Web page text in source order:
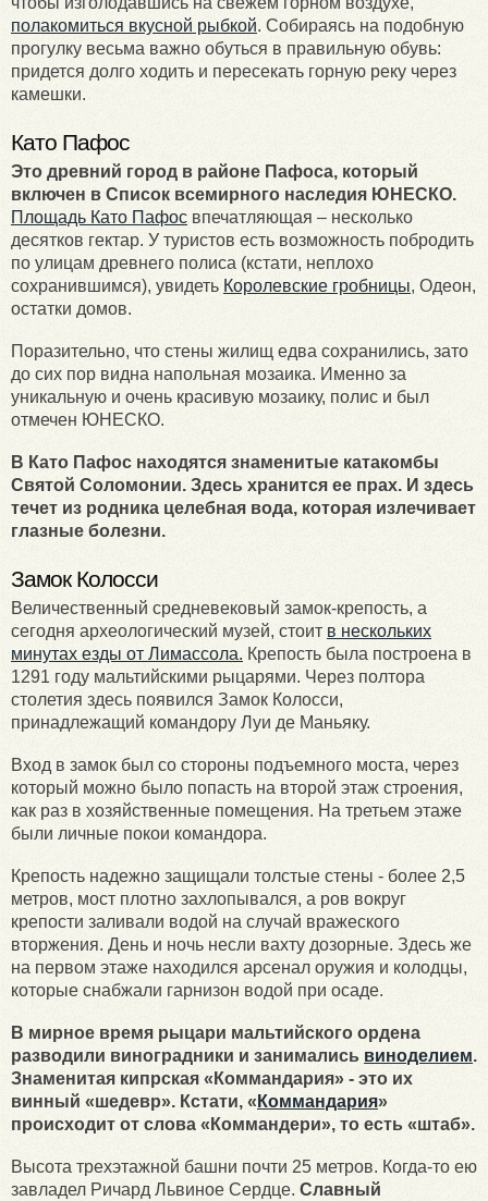
полакомиться вкусной рыбкой. Собираясь на подобную
прогулку весьма важно обуться в правильную обувь:
придется долго ходить и пересекать горную реку через
камешки.
Като Пафос
Это древний город в районе Пафоса, который
включен в Список всемирного наследия ЮНЕСКО.
Площадь Като Пафос впечатляющая – несколько
десятков гектар. У туристов есть возможность побродить
по улицам древнего полиса (кстати, неплохо
сохранившимся), увидеть Королевские гробницы, Одеон,
остатки домов.
Поразительно, что стены жилищ едва сохранились, зато
до сих пор видна напольная мозаика. Именно за
уникальную и очень красивую мозаику, полис и был
отмечен ЮНЕСКО.
В Като Пафос находятся знаменитые катакомбы
Святой Соломонии. Здесь хранится ее прах. И здесь
течет из родника целебная вода, которая излечивает
глазные болезни.
Замок Колосси
Величественный средневековый замок-крепость, а
сегодня археологический музей, стоит в нескольких
минутах езды от Лимассола. Крепость была построена в
1291 году мальтийскими рыцарями. Через полтора
столетия здесь появился Замок Колосси,
принадлежащий командору Луи де Маньяку.
Вход в замок был со стороны подъемного моста, через
который можно было попасть на второй этаж строения,
как раз в хозяйственные помещения. На третьем этаже
были личные покои командора.
Крепость надежно защищали толстые стены - более 2,5
метров, мост плотно захлопывался, а ров вокруг
крепости заливали водой на случай вражеского
вторжения. День и ночь несли вахту дозорные. Здесь же
на первом этаже находился арсенал оружия и колодцы,
которые снабжали гарнизон водой при осаде.
В мирное время рыцари мальтийского ордена
разводили виноградники и занимались виноделием.
Знаменитая кипрская «Коммандария» - это их
винный «шедевр». Кстати, « Коммандария»
происходит от слова «Коммандери», то есть «штаб».
Высота трехэтажной башни почти 25 метров. Когда-то ею
завладел Ричард Львиное Сердце. Славный